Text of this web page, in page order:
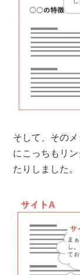
そして、その
にこっちもリ
たりしました。